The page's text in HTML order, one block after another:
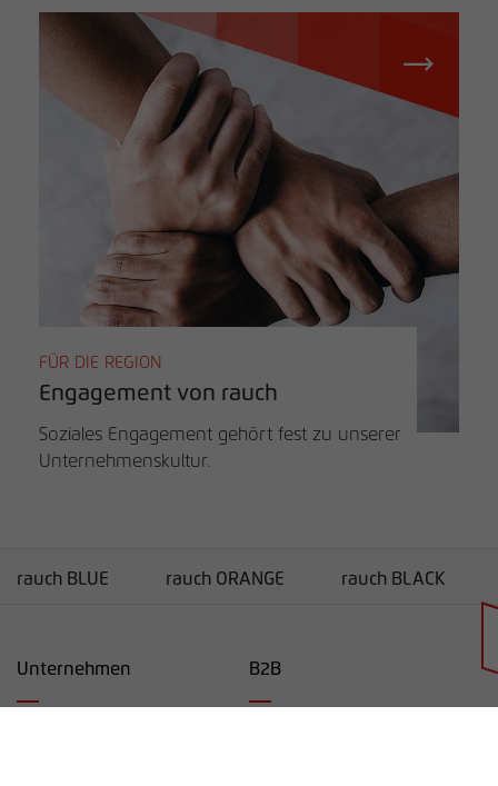
FÜR DIE REGION
Engagement von rauch
Soziales Engagement gehört fest zu unserer
Unternehmenskultur.
rauch BLUE rauch ORANGE rauch BLACK
Unternehmen B2B